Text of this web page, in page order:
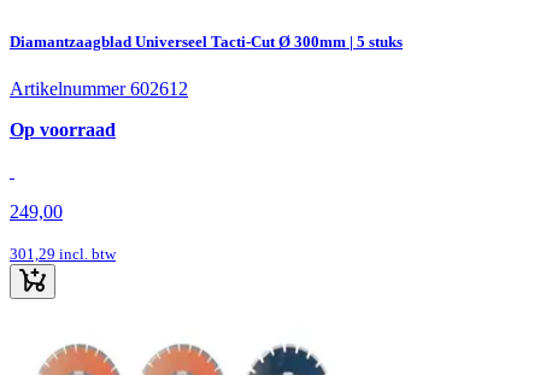
Diamantzaagblad Universeel Tacti-Cut Ø 300mm | 5 stuks
Artikelnummer 602612
Op voorraad
249,00
301,29 incl. btw